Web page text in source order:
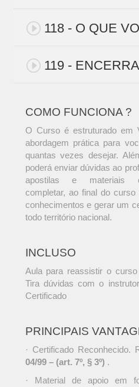
118 - O QUE
119 -
COMO FUNCIONA ?
O Curso é estruturado em
abordagem prática para
quantas vezes desejar.
poderá enviar dúvidas ao
apostilas e materiais
completar, ao final do
conhecimentos e gerar um
todo território nacional.
INCLUSO
Aula para reassistir o
Tira dúvidas com o
Certificado
PRINCIPAIS
· Certificado Reconhecido.
04/99 – (art. 7º, § 3º) .
· Material de apoio em